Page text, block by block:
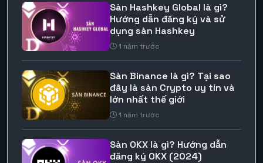
Sàn Hashkey Global là gì?
Hướng dẫn đăng ký và sử
dụng sàn Hashkey
1 năm trước
Sàn Binance là gì? Tại sao
đây là sàn Crypto uy tín và
lớn nhất thế giới
1 năm trước
Sàn OKX là gì? Hướng dẫn
đăng ký OKX (2024)